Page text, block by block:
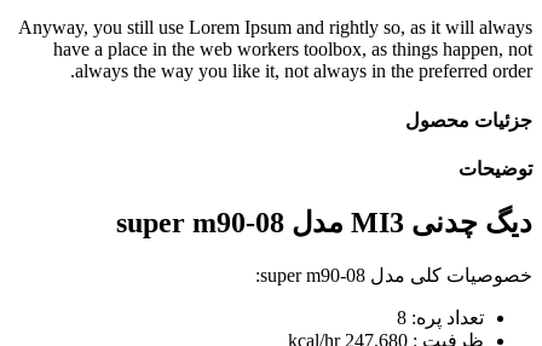
Anyway, you still use Lorem Ipsum and rightly so, as it will always
have a place in the web workers toolbox, as things happen, not
always the way you like it, not always in the preferred order.
جزئیات محصول
توضیحات
دیگ چدنی MI3 مدل super m90-08
خصوصیات کلی مدل super m90-08:
تعداد پره: 8
ظرفیت : 247,680 kcal/hr